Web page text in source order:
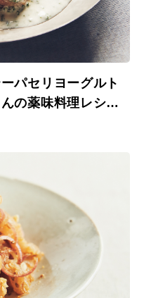
パセリヨーグルト
の薬味料理レシ